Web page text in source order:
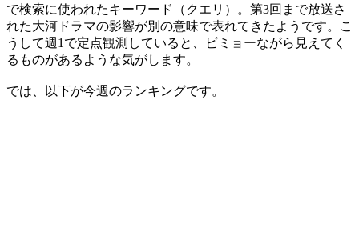
で検索に使われたキーワード（クエリ）。第3回まで放送さ
れた大河ドラマの影響が別の意味で表れてきたようです。こ
うして週1で定点観測していると、ビミョーながら見えてく
るものがあるような気がします。
では、以下が今週のランキングです。